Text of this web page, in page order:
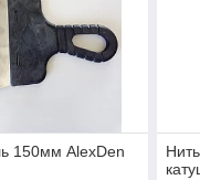
150мм AlexDen